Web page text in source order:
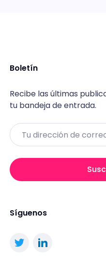
Boletín
Recibe las últimas
tu bandeja de entrada.
Email
Síguenos